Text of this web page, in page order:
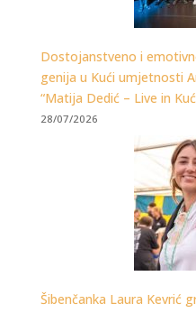
Dostojanstveno i
genija u Kući umjetnosti
“Matija Dedić – Live in
28/07/2026
Šibenčanka Laura Kevrić